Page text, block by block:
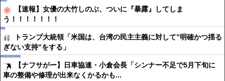
【速報】女優の大竹しのぶ、ついに『暴露』してしま
う！！！！！！！
トランプ大統領「米国は、台湾の民主主義に対して”明確かつ揺る
ぎない支持”をする」
【ナフサがー】日車協連・小倉会長「シンナー不足で5月下旬に
車の整備や修理が出来なくかるかも...